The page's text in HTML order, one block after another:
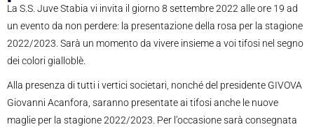
La S.S. Juve Stabia vi invita il giorno 8 settembre 2022 alle ore 19 ad
un evento da non perdere: la presentazione della rosa per la stagione
2022/2023. Sarà un momento da vivere insieme a voi tifosi nel segno
dei colori gialloblè.
Alla presenza di tutti i vertici societari, nonché del presidente GIVOVA
Giovanni Acanfora, saranno presentate ai tifosi anche le nuove
maglie per la stagione 2022/2023. Per l’occasione sarà consegnata